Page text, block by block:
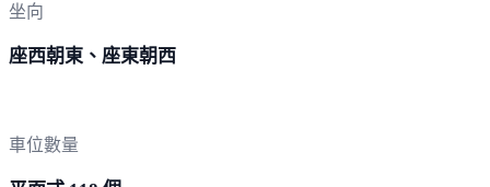
坐向
座西朝東、座東朝西
車位數量